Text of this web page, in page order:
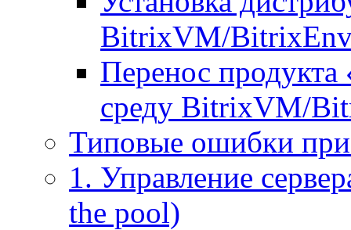
BitrixVM/
Перенос
среду BitrixVM/
Типовые ошибки при
1. Управление
the pool)